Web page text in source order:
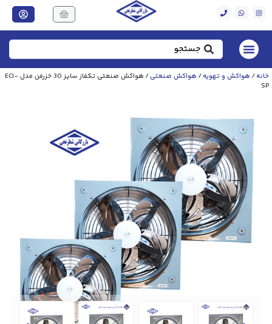
خانه/ هواکش و تهویه/ هواکش صنعتی
/ هواکش صنعتی تکفاز سایز 30 خزرفن مدل ECI-
SP